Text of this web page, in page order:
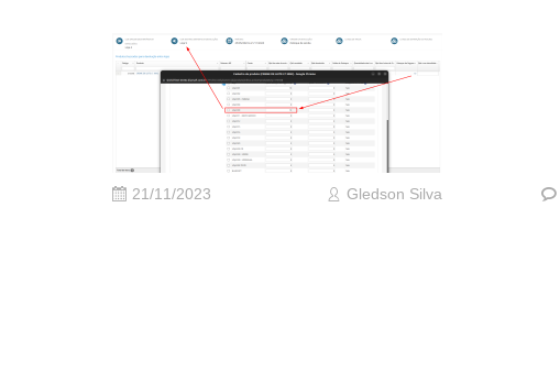
21/11/2023 Gledson Silva